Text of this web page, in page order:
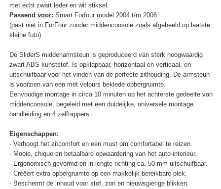
met echt zwart leder en wit stiksel.
Passend voor: Smart Forfour model 2004 t/m 2006
(past nietin ForFour zonder middenconsole zoals afgebeeld op laatste
kleine foto)
De SliderS middenarmsteun is geproduceerd van sterk hoogwaardig
zwart ABS kunststof. Is opklapbaar, horizontaal en verticaal, en
uitschuifbaar voor het vinden van de perfecte zithouding. De armsteun
is voorzien van een met velours beklede opbergruimte.
Eenvoudige montage in circa 10 minuten op het achterste gedeelte van
middenconsole, begeleid met een duidelijke, universele montage
handleiding en 4 zelftappers.
Eigenschappen:
- Verhoogt het zitcomfort en een must om comfortabel te reizen.
- Mooie, chique en betaalbare opwaardering van het auto-interieur.
- Ergonomisch gevormd en in lengte richting ca. 50 mm uitschuifbaar.
- Creëert extra opbergruimte op een makkelijk bereikbare plek.
- Beschermt de inhoud voor stof, zon en nieuwsgierige blikken.